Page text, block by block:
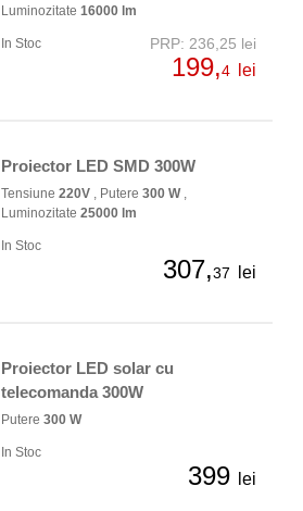
Luminozitate 16000 lm
In Stoc PRP: 236,25 lei
199,4 lei
Proiector LED SMD 300W
Tensiune 220V , Putere 300 W,
Luminozitate 25000 lm
In Stoc
307,37 lei
Proiector LED solar cu
telecomanda 300W
Putere 300 W
In Stoc
399 lei